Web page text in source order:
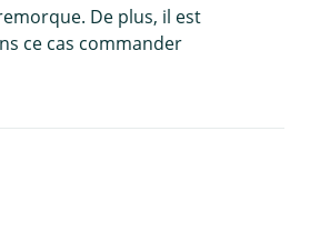
De plus, il est
ce cas commander